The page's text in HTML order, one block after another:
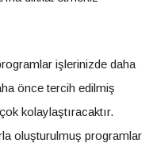
işlerinizde daha
önce tercih edilmiş
kolaylaştıracaktır.
oluşturulmuş programlar